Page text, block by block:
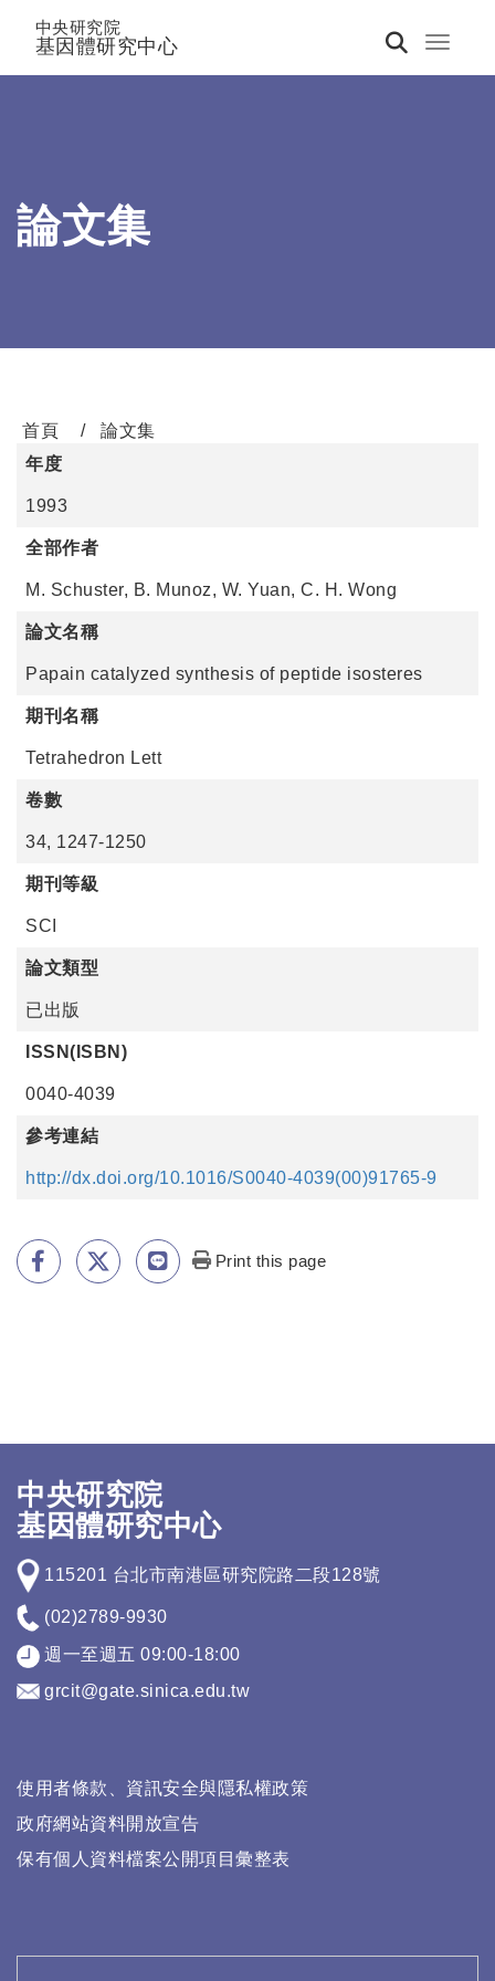
Toggle
中央研究院
基因體研究中心
論文集
首頁
論文集
年度
1993
全部作者
M. Schuster, B. Munoz, W. Yuan, C. H. Wong
論文名稱
Papain catalyzed synthesis of peptide isosteres
期刊名稱
Tetrahedron Lett
卷數
34, 1247-1250
期刊等級
SCI
論文類型
已出版
ISSN(ISBN)
0040-4039
參考連結
http://dx.doi.org/10.1016/S0040-4039(00)91765-9
Print this page
中央研究院
基因體研究中心
115201 台北市南港區研究院路二段128號
(02)2789-9930
週一至週五 09:00-18:00
grcit@gate.sinica.edu.tw
使用者條款、資訊安全與隱私權政策
政府網站資料開放宣告
保有個人資料檔案公開項目彙整表